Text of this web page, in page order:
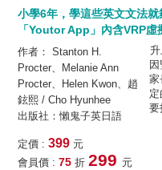
小學6年，學這些英文文法
「Youtor App」內含VRP虛
作者： Stanton H.
Procter、Melanie Ann
Procter、Helen Kwon、趙
鉉熙 / Cho Hyunhee
出版社：懶鬼子英日語
定價 : 399 元
會員價 : 75折 299 元
升
家
要